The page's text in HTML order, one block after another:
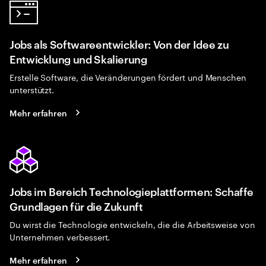
Jobs als Softwareentwickler: Von der Idee zu
Entwicklung und Skalierung
Erstelle Software, die Veränderungen fördert und Menschen
unterstützt.
Mehr erfahren
Jobs im Bereich Technologieplattformen: Schaffe
Grundlagen für die Zukunft
Du wirst die Technologie entwickeln, die die Arbeitsweise von
Unternehmen verbessert.
Mehr erfahren